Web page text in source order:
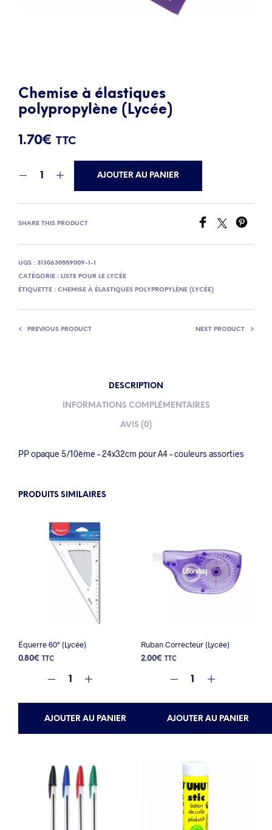
Chemise à élastiques
polypropylène (Lycée)
1.70€ TTC
AJOUTER AU PANIER
SHARE THIS PRODUCT
UGS : 3130630559009-1-1
CATÉGORIE : LISTE POUR LE LYCÉE
ÉTIQUETTE : CHEMISE À ÉLASTIQUES POLYPROPYLÈNE (LYCÉE)
PREVIOUS PRODUCT NEXT PRODUCT
DESCRIPTION
INFORMATIONS COMPLÉMENTAIRES
AVIS (0)
PP opaque 5/10ème – 24x32cm pour A4 – couleurs assorties
PRODUITS SIMILAIRES
Équerre 60° (Lycée)
0.80€ TTC
AJOUTER AU PANIER
Ruban Correcteur (Lycée)
2.00€ TTC
AJOUTER AU PANIER